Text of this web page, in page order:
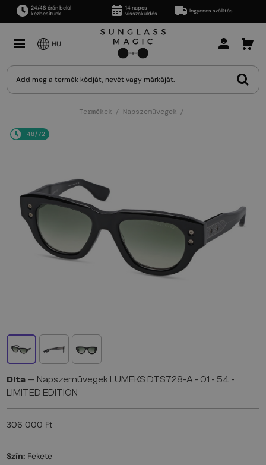
24/48 órán belül
kézbesítünk
14 napos
visszaküldés
Ingyenes szállítás
HU
Termékek Napszemüvegek
48/72
Dita — Napszemüvegek LUMEKS DTS728-A - 01 - 54 -
LIMITED EDITION
306 000 Ft
Szín: Fekete